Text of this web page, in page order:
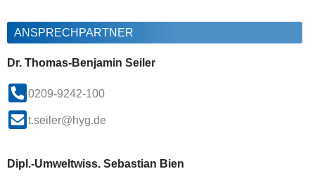
ANSPRECHPARTNER
Dr. Thomas-Benjamin Seiler
0209-9242-100
t.seiler@hyg.de
Dipl.-Umweltwiss. Sebastian Bien